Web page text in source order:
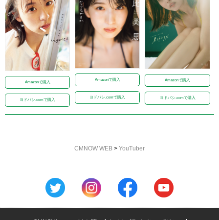
Amazonで購入
ヨドバシ.comで購入
Amazonで購入
ヨドバシ.comで購入
Amazonで購入
ヨドバシ.comで購入
CMNOW WEB > YouTuber